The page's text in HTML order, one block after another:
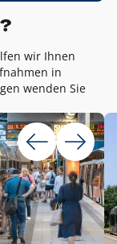
wir Ihnen
in
wenden Sie